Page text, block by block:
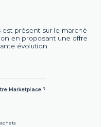
présent sur le marché
en proposant une offre
évolution.
Marketplace ?